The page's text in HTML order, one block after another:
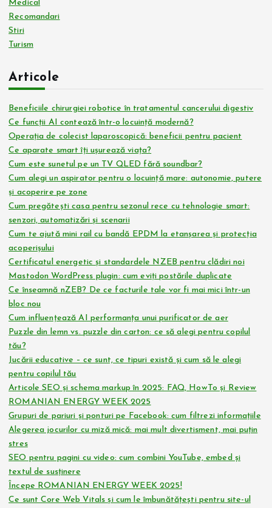
a
r
t
i
c
o
l
e
Medical
Recomandari
Stiri
Turism
Articole
Beneficiile chirurgiei robotice în tratamentul cancerului digestiv
Ce funcții AI contează într-o locuință modernă?
Operația de colecist laparoscopică: beneficii pentru pacient
Ce aparate smart îți ușurează viața?
Cum este sunetul pe un TV QLED fără soundbar?
Cum alegi un aspirator pentru o locuință mare: autonomie, putere
și acoperire pe zone
Cum pregătești casa pentru sezonul rece cu tehnologie smart:
senzori, automatizări și scenarii
Cum te ajută mini rail cu bandă EPDM la etanșarea și protecția
acoperișului
Certificatul energetic și standardele NZEB pentru clădiri noi
Mastodon WordPress plugin: cum eviți postările duplicate
Ce înseamnă nZEB? De ce facturile tale vor fi mai mici într-un
bloc nou
Cum influențează AI performanța unui purificator de aer
Puzzle din lemn vs. puzzle din carton: ce să alegi pentru copilul
tău?
Jucării educative – ce sunt, ce tipuri există și cum să le alegi
pentru copilul tău
Articole SEO și schema markup în 2025: FAQ, HowTo și Review
ROMANIAN ENERGY WEEK 2025
Grupuri de pariuri și ponturi pe Facebook: cum filtrezi informațiile
Alegerea jocurilor cu miză mică: mai mult divertisment, mai puțin
stres
SEO pentru pagini cu video: cum combini YouTube, embed și
textul de susținere
Începe ROMANIAN ENERGY WEEK 2025!
Ce sunt Core Web Vitals și cum le îmbunătățești pentru site-ul